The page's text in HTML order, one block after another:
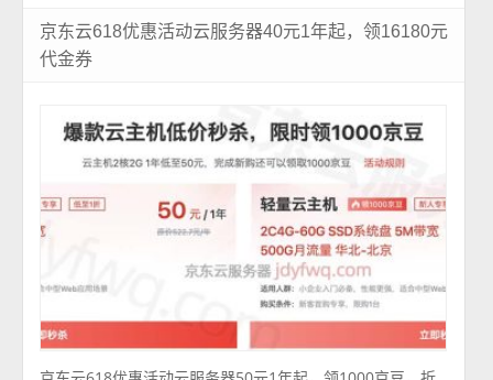
京东云618优惠活动云服务器40元1年起，领16180元
代金券